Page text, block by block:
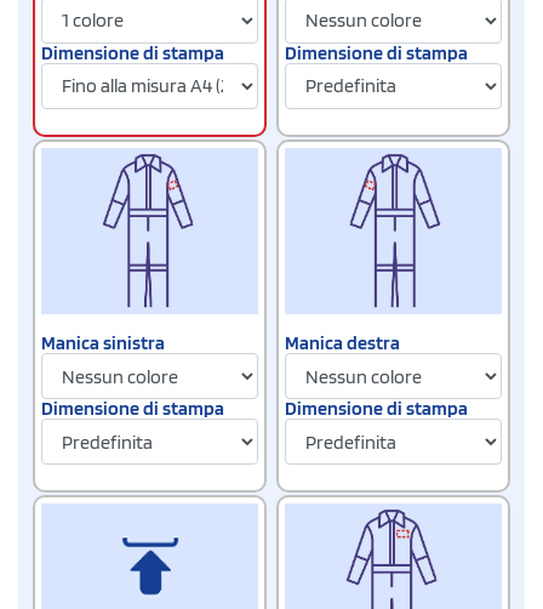
Dimensione di stampa Dimensione di stampa
Manica sinistra
Dimensione di stampa
Manica destra
Dimensione di stampa